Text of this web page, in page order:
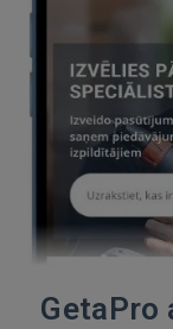
GetaPro